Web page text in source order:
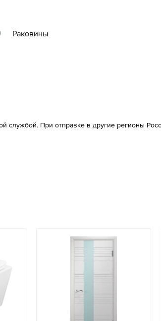
Раковины
службой. При отправке в другие регионы